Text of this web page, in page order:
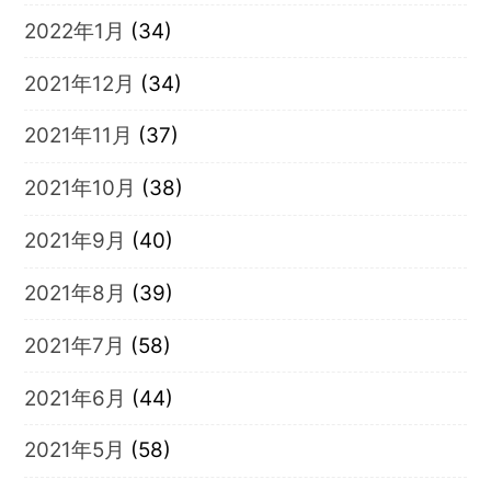
2022年1月 (34)
2021年12月 (34)
2021年11月 (37)
2021年10月 (38)
2021年9月 (40)
2021年8月 (39)
2021年7月 (58)
2021年6月 (44)
2021年5月 (58)